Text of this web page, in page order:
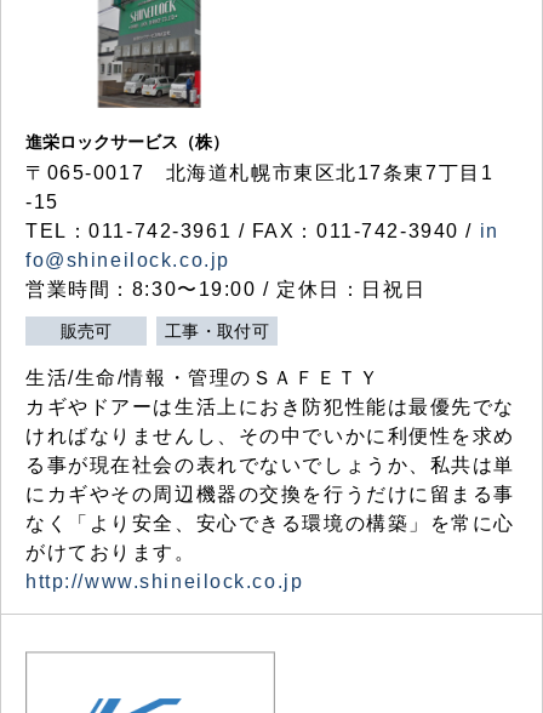
進栄ロックサービス（株）
〒065-0017 北海道札幌市東区北17条東7丁目1
-15
TEL：011-742-3961 / FAX：011-742-3940 / in
fo@shineilock.co.jp
営業時間：8:30〜19:00 / 定休日：日祝日
販売可 工事・取付可
生活/生命/情報・管理のＳＡＦＥＴＹ
カギやドアーは生活上におき防犯性能は最優先でな
ければなりませんし、その中でいかに利便性を求め
る事が現在社会の表れでないでしょうか、私共は単
にカギやその周辺機器の交換を行うだけに留まる事
なく「より安全、安心できる環境の構築」を常に心
がけております。
http://www.shineilock.co.jp